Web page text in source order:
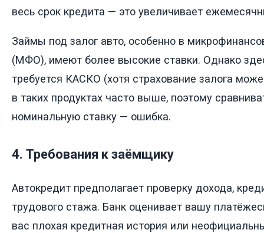
весь срок кредита — это увеличивает
Займы под залог авто, особенно в
(МФО), имеют более высокие ставки. Однако
требуется КАСКО (хотя страхование залога
в таких продуктах часто выше, поэтому
номинальную ставку — ошибка.
4. Требования к заёмщику
Автокредит предполагает проверку дохода,
трудового стажа. Банк оценивает вашу
вас плохая кредитная история или